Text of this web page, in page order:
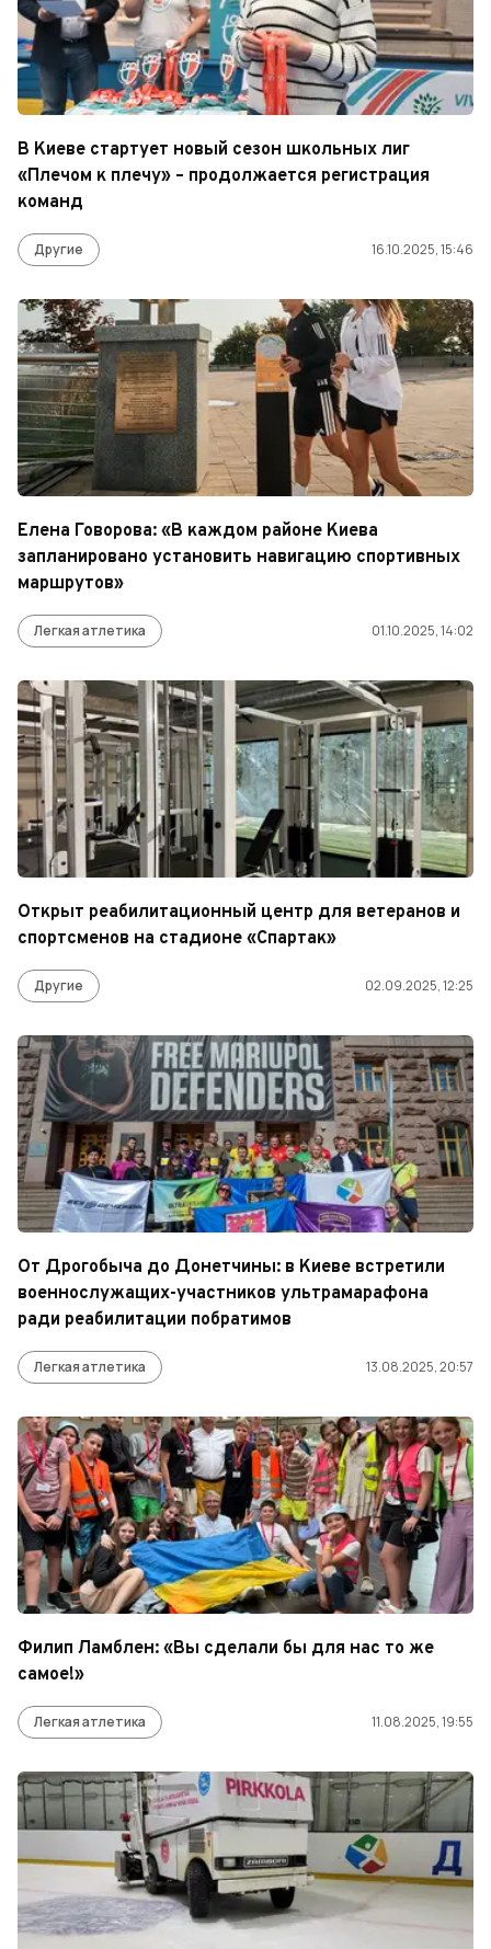
В Киеве стартует новый сезон школьных лиг
«Плечом к плечу» – продолжается регистрация
команд
Другие 16.10.2025, 15:46
Елена Говорова: «В каждом районе Киева
запланировано установить навигацию спортивных
маршрутов»
Легкая атлетика 01.10.2025, 14:02
Открыт реабилитационный центр для ветеранов и
спортсменов на стадионе «Спартак»
Другие 02.09.2025, 12:25
От Дрогобыча до Донетчины: в Киеве встретили
военнослужащих-участников ультрамарафона
ради реабилитации побратимов
Легкая атлетика 13.08.2025, 20:57
Филип Ламблен: «Вы сделали бы для нас то же
самое!»
Легкая атлетика 11.08.2025, 19:55